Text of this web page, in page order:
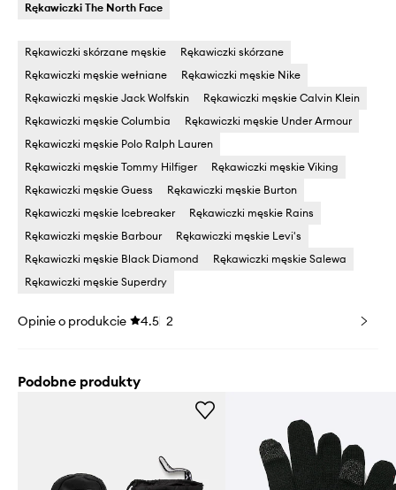
Rękawiczki The North Face
Rękawiczki skórzane męskie
Rękawiczki skórzane
Rękawiczki męskie wełniane
Rękawiczki męskie Nike
Rękawiczki męskie Jack Wolfskin
Rękawiczki męskie Calvin Klein
Rękawiczki męskie Columbia
Rękawiczki męskie Under Armour
Rękawiczki męskie Polo Ralph Lauren
Rękawiczki męskie Tommy Hilfiger
Rękawiczki męskie Viking
Rękawiczki męskie Guess
Rękawiczki męskie Burton
Rękawiczki męskie Icebreaker
Rękawiczki męskie Rains
Rękawiczki męskie Barbour
Rękawiczki męskie Levi's
Rękawiczki męskie Black Diamond
Rękawiczki męskie Salewa
Rękawiczki męskie Superdry
Opinie o produkcie 4.5 2
Podobne produkty